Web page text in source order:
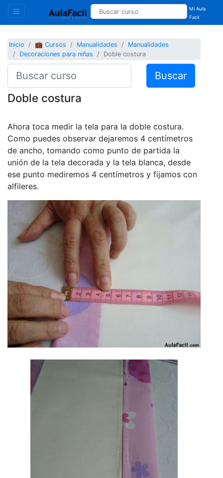
Mi Aula
Facil
Inicio 💼 Cursos Manualidades
Manualidades
Decoraciones para niñas
Doble costura
Buscar
Doble costura
Ahora toca medir la tela para la doble costura.
Como puedes observar dejaremos 4 centímetros
de ancho, tomando como punto de partida la
unión de la tela decorada y la tela blanca, desde
ese punto mediremos 4 centímetros y fijamos con
alfileres.